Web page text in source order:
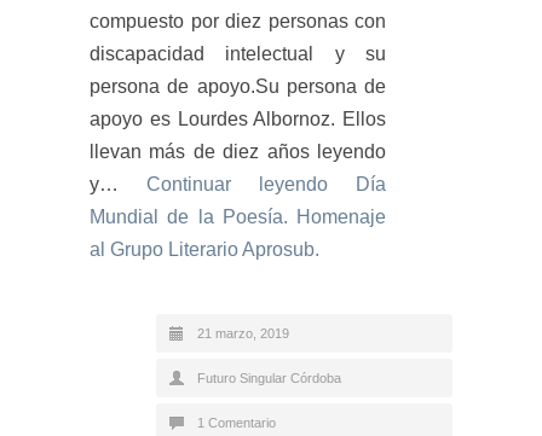
compuesto por diez personas con
discapacidad intelectual y su
persona de apoyo.Su persona de
apoyo es Lourdes Albornoz. Ellos
llevan más de diez años leyendo
y… Continuar leyendo Día
Mundial de la Poesía. Homenaje
al Grupo Literario Aprosub.
21 marzo, 2019
Futuro Singular Córdoba
1 Comentario